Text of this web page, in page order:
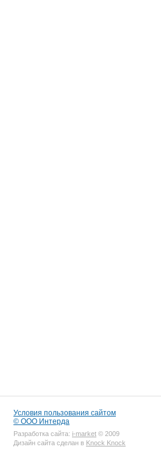
Условия пользования сайтом
© ООО Интерда
Разработка сайта: i-market © 2009
Дизайн сайта сделан в Knock Knock